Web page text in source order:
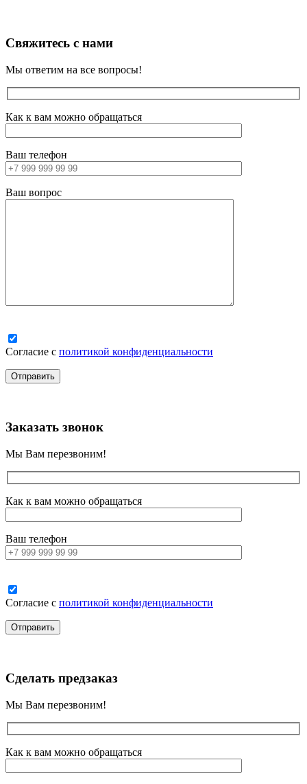
Свяжитесь с нами
Мы ответим на все вопросы!
Как к вам можно обращаться
Ваш телефон
Ваш вопрос
Согласие с политикой конфиденциальности
Заказать звонок
Мы Вам перезвоним!
Как к вам можно обращаться
Ваш телефон
Согласие с политикой конфиденциальности
Сделать предзаказ
Мы Вам перезвоним!
Как к вам можно обращаться